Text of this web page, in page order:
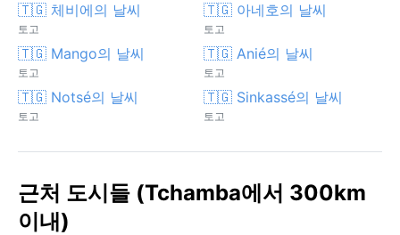
🇹🇬 체비에의 날씨
토고
🇹🇬 아네호의 날씨
토고
🇹🇬 Mango의 날씨
토고
🇹🇬 Anié의 날씨
토고
🇹🇬 Notsé의 날씨
토고
🇹🇬 Sinkassé의 날씨
토고
근처 도시들 (Tchamba에서 300km
이내)